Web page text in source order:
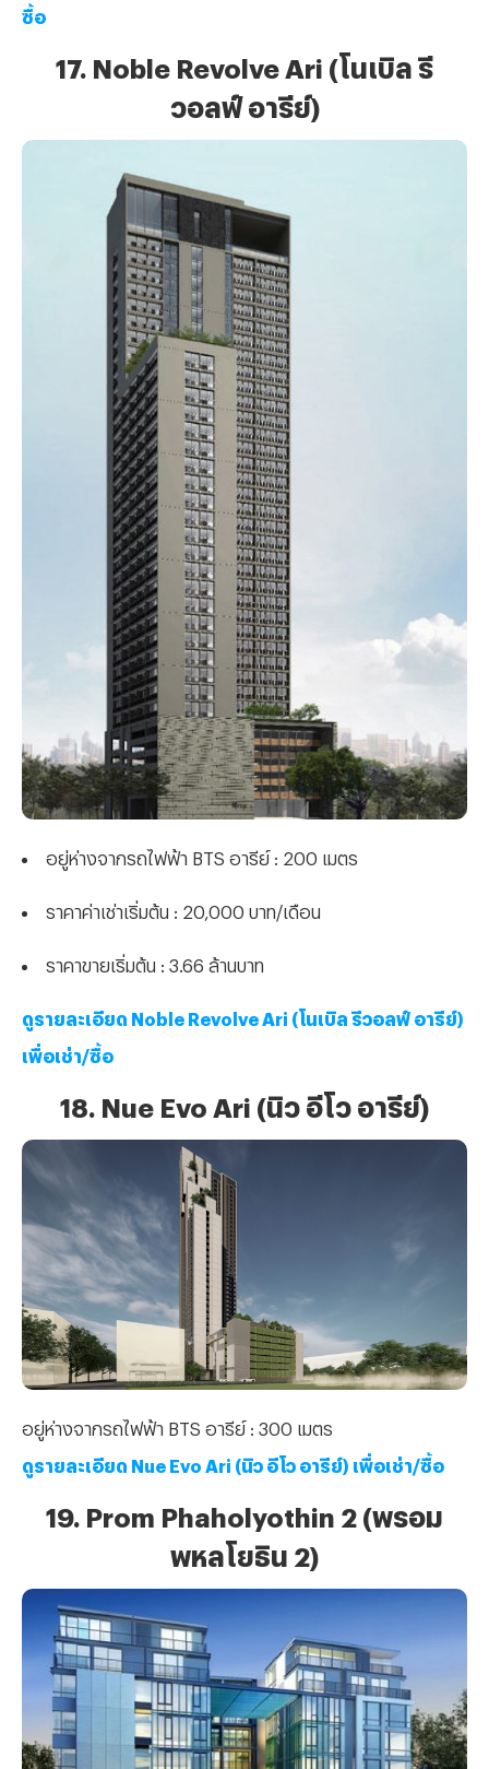
ซื้อ
17. Noble Revolve Ari (โนเบิล รี
วอลฟ์ อารีย์)
อยู่ห่างจากรถไฟฟ้า BTS อารีย์ : 200 เมตร
ราคาค่าเช่าเริ่มต้น : 20,000 บาท/เดือน
ราคาขายเริ่มต้น : 3.66 ล้านบาท
ดูรายละเอียด Noble Revolve Ari (โนเบิล รีวอลฟ์ อารีย์)
เพื่อเช่า/ซื้อ
18. Nue Evo Ari (นิว อีโว อารีย์)
อยู่ห่างจากรถไฟฟ้า BTS อารีย์ : 300 เมตร
ดูรายละเอียด Nue Evo Ari (นิว อีโว อารีย์) เพื่อเช่า/ซื้อ
19. Prom Phaholyothin 2 (พรอม
พหลโยธิน 2)